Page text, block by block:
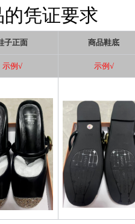
凭证要求
子正面 商品鞋底
示例 √ 示例 √